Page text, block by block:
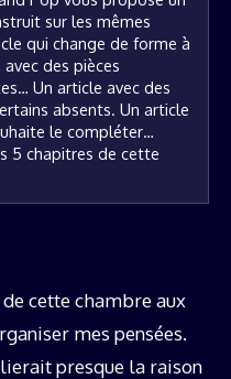
sur les mêmes
qui change de forme à
des pièces
Un article avec des
absents. Un article
le compléter…
5 chapitres de cette
de cette chambre aux
mes pensées.
presque la raison